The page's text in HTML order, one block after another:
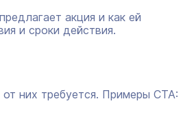
акция и как ей
и сроки действия.
них требуется. Примеры CTA: